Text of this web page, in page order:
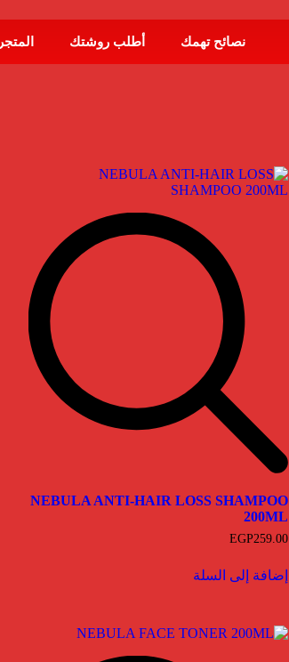
نصائح تهمك أطلب روشتك المتجر
NEBULA ANTI-HAIR LOSS SHAMPOO
200ML
EGP259.00
إضافة إلى السلة